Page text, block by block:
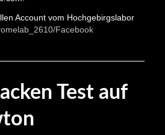
Account vom Hochgebirgslabor
Facebook
Test auf